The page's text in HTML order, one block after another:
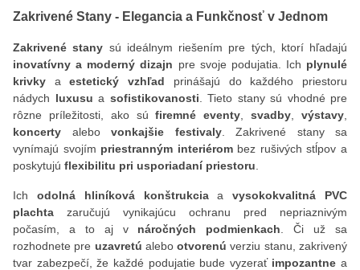
Zakrivené Stany - Elegancia a Funkčnosť v Jednom
Zakrivené stany sú ideálnym riešením pre tých, ktorí hľadajú
inovatívny a moderný dizajn pre svoje podujatia. Ich plynulé
krivky aestetický vzhľad prinášajú do každého priestoru
nádych luxusu a sofistikovanosti . Tieto stany sú vhodné pre
rôzne príležitosti, ako súfiremné eventy ,svadby ,výstavy
koncerty alebo vonkajšie festivaly. Zakrivené stany sa
vynímajú svojím priestranným interiérombez rušivých stĺpov a
poskytujú flexibilitu pri usporiadaní priestoru
Ich odolná hliníková konštrukciaavysokokvalitná PVC
plachta zaručujú vynikajúcu ochranu pred nepriaznivým
počasím, a to aj v náročných podmienkach . Či už sa
rozhodnete pre uzavretú alebootvorenú verziu stanu, zakrivený
tvar zabezpečí, že každé podujatie bude vyzerať impozantne a